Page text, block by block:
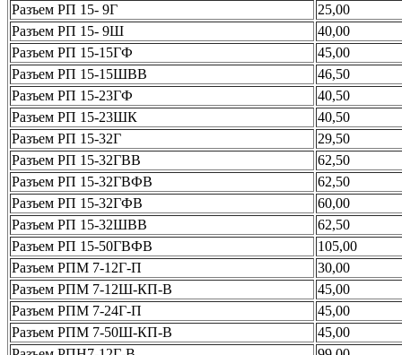
Разъем РП 15- 9Г
25,00
Разъем РП 15- 9Ш
40,00
Разъем РП 15-15ГФ
45,00
Разъем РП 15-15ШВВ
46,50
Разъем РП 15-23ГФ
40,50
Разъем РП 15-23ШК
40,50
Разъем РП 15-32Г
29,50
Разъем РП 15-32ГВВ
62,50
Разъем РП 15-32ГВФВ
62,50
Разъем РП 15-32ГФВ
60,00
Разъем РП 15-32ШВВ
62,50
Разъем РП 15-50ГВФВ
105,00
Разъем РПМ 7-12Г-П
30,00
Разъем РПМ 7-12Ш-КП-В
45,00
Разъем РПМ 7-24Г-П
45,00
Разъем РПМ 7-50Ш-КП-В
45,00